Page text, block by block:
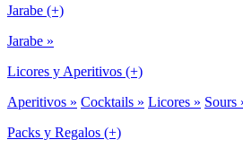
Jarabe (+)
Jarabe »
Licores y Aperitivos (+)
Aperitivos » Cocktails » Licores » Sours
Packs y Regalos (+)